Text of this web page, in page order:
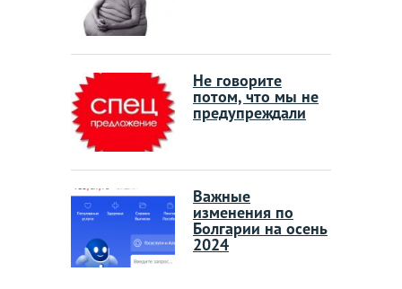
Не говорите
потом, что мы не
предупреждали
Важные
изменения по
Болгарии на осень
2024